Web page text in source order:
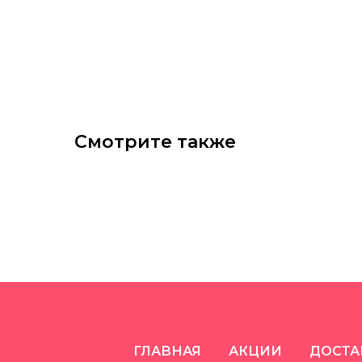
Смотрите также
ГЛАВНАЯ АКЦИИ